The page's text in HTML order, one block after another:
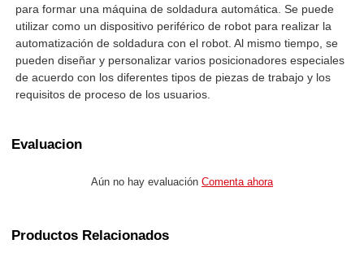
para formar una máquina de soldadura automática. Se puede
utilizar como un dispositivo periférico de robot para realizar la
automatización de soldadura con el robot. Al mismo tiempo, se
pueden diseñar y personalizar varios posicionadores especiales
de acuerdo con los diferentes tipos de piezas de trabajo y los
requisitos de proceso de los usuarios.
Evaluacion
Aún no hay evaluación Comenta ahora
Productos Relacionados